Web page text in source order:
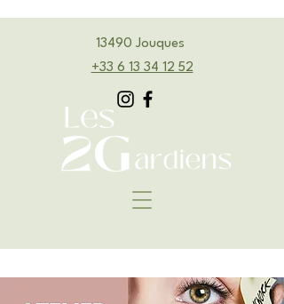
13490 Jouques
‭+33 6 13 34 12 52‬